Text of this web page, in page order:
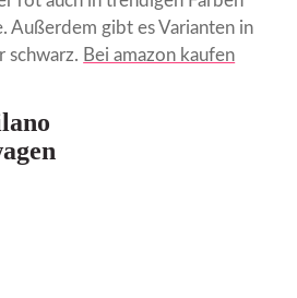
Außerdem gibt es Varianten in
schwarz. Bei amazon kaufen